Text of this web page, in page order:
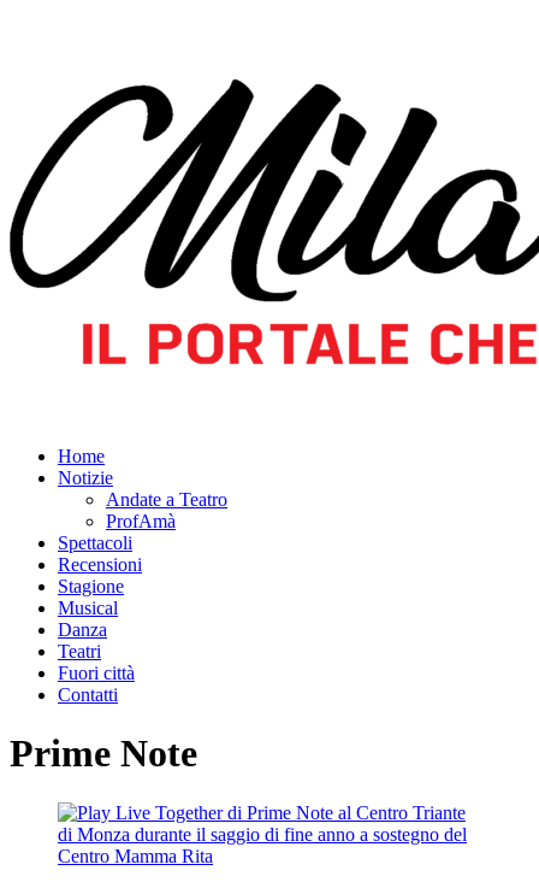
Home
Notizie
Andate a Teatro
ProfAmà
Spettacoli
Recensioni
Stagione
Musical
Danza
Teatri
Fuori città
Contatti
Prime Note